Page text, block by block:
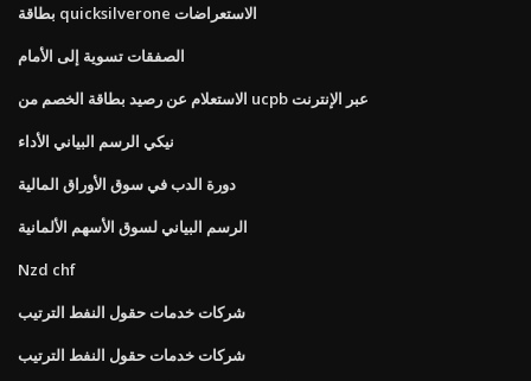
بطاقة quicksilverone الاستعراضات
الصفقات تسوية إلى الأمام
الاستعلام عن رصيد بطاقة الخصم من ucpb عبر الإنترنت
نيكي الرسم البياني الأداء
دورة الدب في سوق الأوراق المالية
الرسم البياني لسوق الأسهم الألمانية
Nzd chf
شركات خدمات حقول النفط الترتيب
شركات خدمات حقول النفط الترتيب